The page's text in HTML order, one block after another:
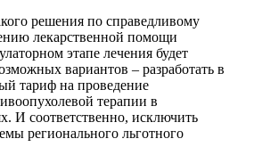
решения по справедливому
лекарственной помощи
этапе лечения будет
вариантов – разработать в
тариф на проведение
терапии в
И соответственно, исключить
регионального льготного